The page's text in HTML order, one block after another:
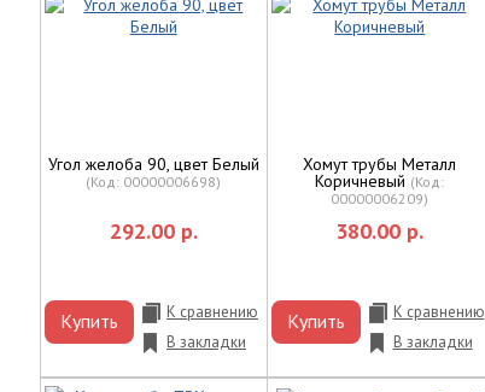
Угол желоба 90, цвет Белый
(Код: 00000006698)
292.00 р.
Купить
К сравнению
В закладки
Хомут трубы Металл
Коричневый (Код:
00000006209)
380.00 р.
Купить
К сравнению
В закладки